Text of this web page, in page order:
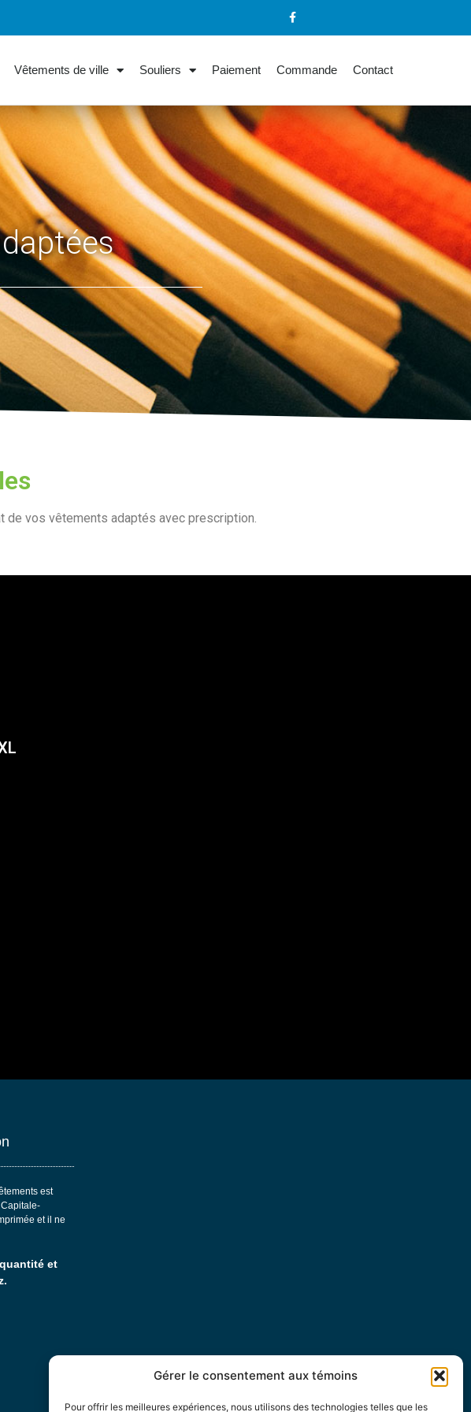
Gérer le consentement aux témoins
Pour offrir les meilleures expériences, nous utilisons des technologies telles que les
Vêtements de ville Souliers Paiement Commande Contact
de vos vêtements adaptés avec prescription.
est
et il ne
et